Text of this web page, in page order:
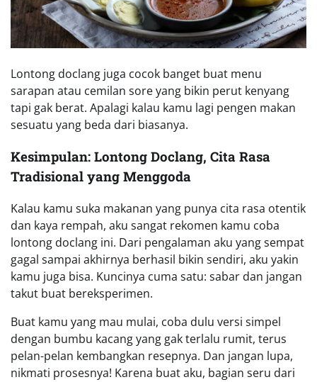
Lontong doclang juga cocok banget buat menu
sarapan atau cemilan sore yang bikin perut kenyang
tapi gak berat. Apalagi kalau kamu lagi pengen makan
sesuatu yang beda dari biasanya.
Kesimpulan: Lontong Doclang, Cita Rasa
Tradisional yang Menggoda
Kalau kamu suka makanan yang punya cita rasa otentik
dan kaya rempah, aku sangat rekomen kamu coba
lontong doclang ini. Dari pengalaman aku yang sempat
gagal sampai akhirnya berhasil bikin sendiri, aku yakin
kamu juga bisa. Kuncinya cuma satu: sabar dan jangan
takut buat bereksperimen.
Buat kamu yang mau mulai, coba dulu versi simpel
dengan bumbu kacang yang gak terlalu rumit, terus
pelan-pelan kembangkan resepnya. Dan jangan lupa,
nikmati prosesnya! Karena buat aku, bagian seru dari